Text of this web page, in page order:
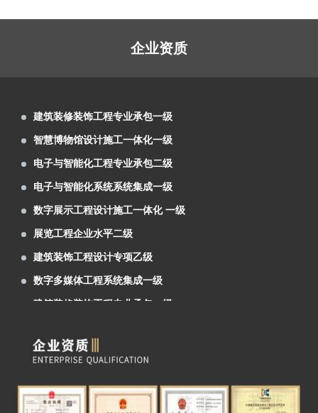
甘肃建投绿色建材产业集团“企业文化展厅及
洽会展位设计及搭建施工
芳菲大地装饰展览为中石化、辽宁省等单位
进行了展位设计及搭建施工
第27届兰洽会明日隆重举行，芳菲大地热忱
欢迎您前来参观体验！
阿克塞红柳湾大坝图村村史馆案例分享
青海青稞酒业公司展厅案例分享
甘肃机电职业技术学院校史馆
建投矿业案例分享
6月6日，首届中国（青海）国际生态博览会
在西宁市如期举行。由兰州芳菲大地展览设计施
由兰州芳菲大地装饰展览公司设计的 “ 中国
大楼整体设计项目于近日中标。
司“兰州老街佛慈大药房形象店”首稿亮相。
由兰州芳菲大地展览公司设计的“甘肃机电职
业技术学院校史馆”于近期中标。
庆祝建党一百周年“陕甘边红色藏品展陈博物
开 甘肃金利达消防技术服务有限公司企业展厅
企业资质
展览工程企业水平二级
建筑装饰工程设计专项乙级
智慧博物馆设计施工一体化一级
电子与智能化工程专业承包二级
电子与智能化系统系统集成一级
数字展示工程设计施工一体化 一级
展览工程企业水平二级
建筑装饰工程设计专项乙级
数字多媒体工程系统集成一级
建筑装修装饰工程专业承包一级
智慧博物馆设计施工一体化一级
电子与智能化系统系统集成一级
展览工程企业水平二级